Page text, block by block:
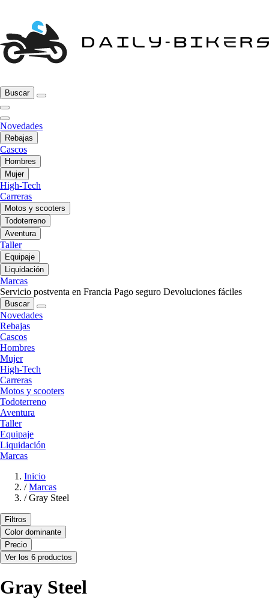
Buscar
Novedades
Rebajas
Cascos
Hombres
Mujer
High-Tech
Carreras
Motos y scooters
Todoterreno
Aventura
Taller
Equipaje
Liquidación
Marcas
Servicio postventa en Francia Pago seguro Devoluciones fáciles
Buscar
Novedades
Rebajas
Cascos
Hombres
Mujer
High-Tech
Carreras
Motos y scooters
Todoterreno
Aventura
Taller
Equipaje
Liquidación
Marcas
Inicio
/ Marcas
/ Gray Steel
Filtros
Color dominante
Precio
Ver los 6 productos
Gray Steel